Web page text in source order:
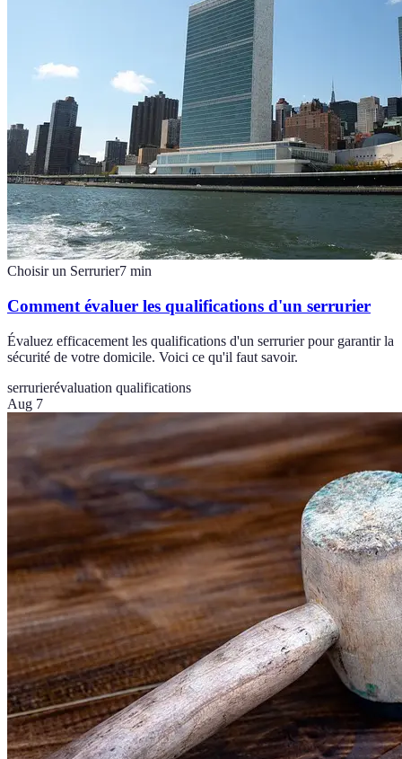
Choisir un Serrurier7 min
Comment évaluer les qualifications d'un serrurier
Évaluez efficacement les qualifications d'un serrurier pour garantir la
sécurité de votre domicile. Voici ce qu'il faut savoir.
serrurierévaluation qualifications
Aug 7